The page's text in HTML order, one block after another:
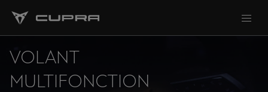
VOLANT
MULTIFONCTION